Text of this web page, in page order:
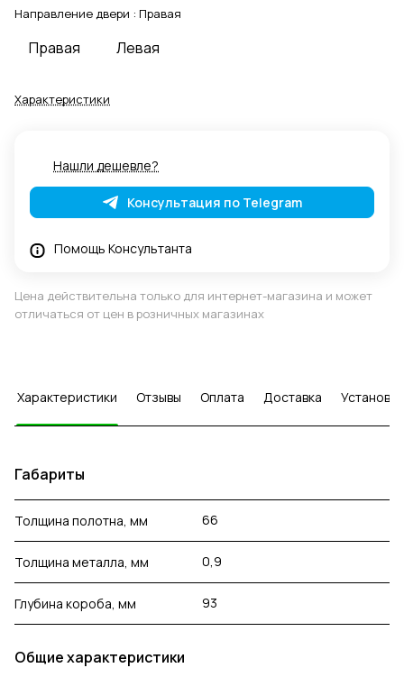
Направление двери : Правая
Правая Левая
Характеристики
Нашли дешевле?
Консультация по Telegram
Помощь Консультанта
Цена действительна только для интернет-магазина и может
отличаться от цен в розничных магазинах
Характеристики Отзывы Оплата Доставка Установка
Габариты
Толщина полотна, мм 66
Толщина металла, мм 0,9
Глубина короба, мм 93
Общие характеристики